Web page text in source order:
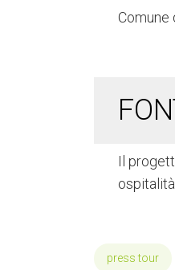
Comune
Il
press tour